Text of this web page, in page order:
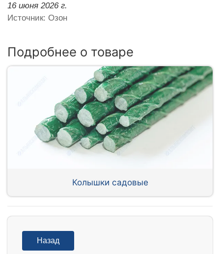
16 июня 2026 г.
Источник: Озон
Подробнее о товаре
Колышки садовые
Назад